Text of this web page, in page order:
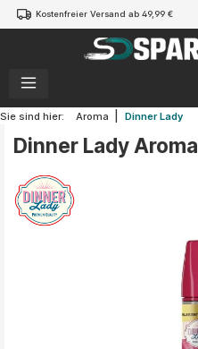
springen
Kostenfreier Versand ab 49,99 €
Sie sind hier: Aroma Dinner Lady
Dinner Lady